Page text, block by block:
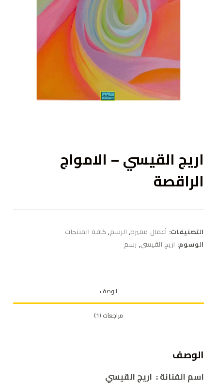
اريج القيسي – الامواج
الراقصة
التصنيفات: أعمال مميزة, الرسم, كافة المنتجات
الوسوم: اريج القيسي, رسم
الوصف
مراجعات (1)
الوصف
اسم الفنانة : اريج القيسي